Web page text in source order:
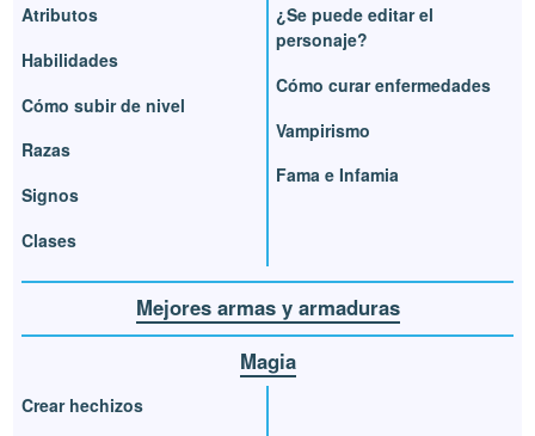
Atributos
Habilidades
Cómo subir de nivel
Razas
Signos
Clases
¿Se puede editar el
personaje?
Cómo curar enfermedades
Vampirismo
Fama e Infamia
Mejores armas y armaduras
Magia
Crear hechizos